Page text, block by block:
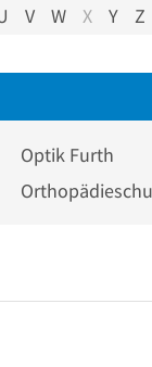
V W X Y Z
Optik Furth